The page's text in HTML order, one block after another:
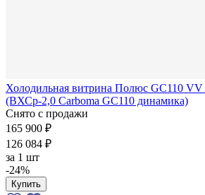
Холодильная витрина Полюс GC110 VV
(ВХСр-2,0 Carboma GC110 динамика)
Снято с продажи
165 900 ₽
126 084 ₽
за 1 шт
-24%
Купить